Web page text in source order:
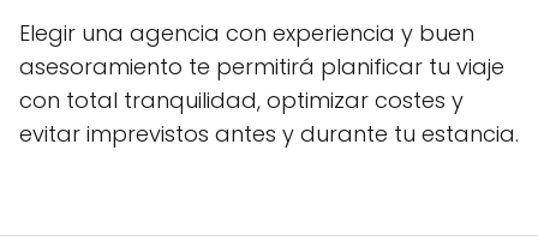
Elegir una agencia con experiencia y buen
asesoramiento te permitirá planificar tu viaje
con total tranquilidad, optimizar costes y
evitar imprevistos antes y durante tu estancia.